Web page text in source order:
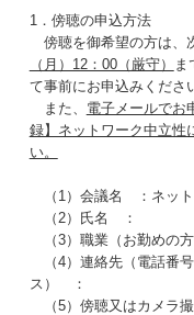
1．傍聴の申込方法
傍聴を御希望の方は、
（月）12：00（厳守）
ま
て事前にお申込みくださ
また、 電子メールでお
録】ネットワーク中立性
い。
（1）会議名 ：ネット
（2）氏名 ：
（3）職業（お勤めの
（4）連絡先（電話番
ス） ：
（5）傍聴又はカメラ